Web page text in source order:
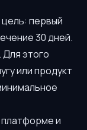
первый
30 дней.
этого
или продукт
и